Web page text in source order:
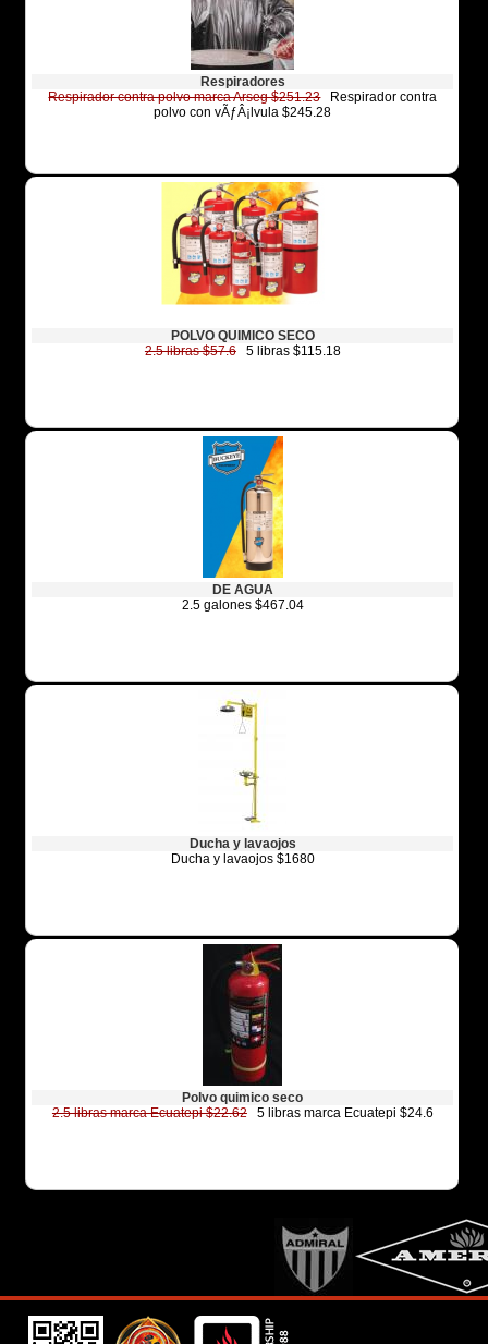
Respiradores
Respirador contra polvo marca Arseg $251.23Respirador contra
polvo con vÃƒÂ¡lvula $245.28
POLVO QUIMICO SECO
2.5 libras $57.65 libras $115.18
DE AGUA
2.5 galones $467.04
Ducha y lavaojos
Ducha y lavaojos $1680
Polvo quimico seco
2.5 libras marca Ecuatepi $22.625 libras marca Ecuatepi $24.6